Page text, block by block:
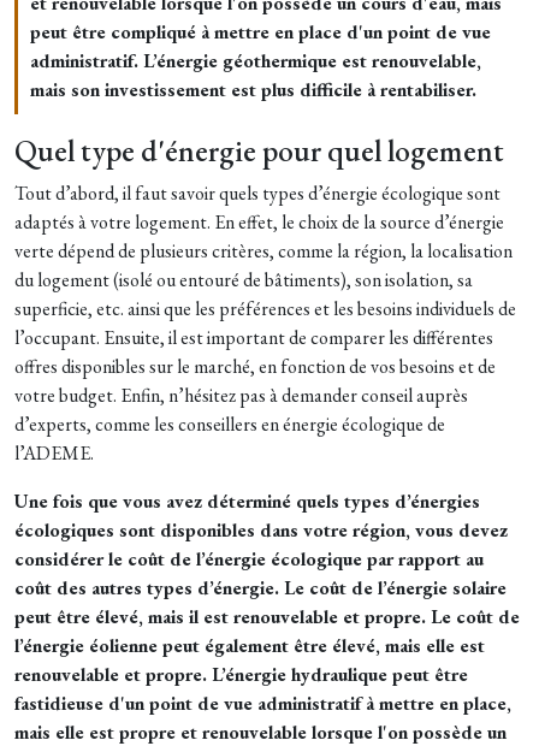
peut être compliqué à mettre en place d'un point de vue
administratif. L’énergie géothermique est renouvelable,
mais son investissement est plus difficile à rentabiliser.
Quel type d'énergie pour quel logement
Tout d’abord, il faut savoir quels types d’énergie écologique sont
adaptés à votre logement. En effet, le choix de la source d’énergie
verte dépend de plusieurs critères, comme la région, la localisation
du logement (isolé ou entouré de bâtiments), son isolation, sa
superficie, etc. ainsi que les préférences et les besoins individuels de
l’occupant. Ensuite, il est important de comparer les différentes
offres disponibles sur le marché, en fonction de vos besoins et de
votre budget. Enfin, n’hésitez pas à demander conseil auprès
d’experts, comme les conseillers en énergie écologique de
l’ADEME.
Une fois que vous avez déterminé quels types d’énergies
écologiques sont disponibles dans votre région, vous devez
considérer le coût de l’énergie écologique par rapport au
coût des autres types d’énergie. Le coût de l’énergie solaire
peut être élevé, mais il est renouvelable et propre. Le coût de
l’énergie éolienne peut également être élevé, mais elle est
renouvelable et propre. L’énergie hydraulique peut être
fastidieuse d'un point de vue administratif à mettre en place,
mais elle est propre et renouvelable lorsque l'on possède un